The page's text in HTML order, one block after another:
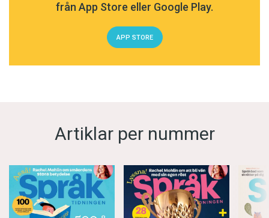
från App Store eller Google Play.
APP STORE
Artiklar per nummer